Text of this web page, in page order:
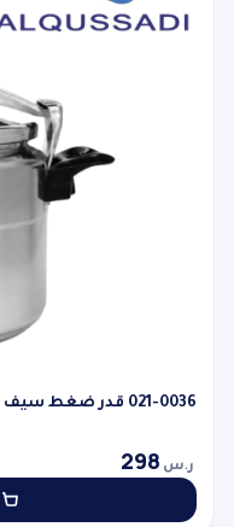
021-0036 قدر ضغط سيف بلص 36 لتر المنيوم
ر.س 298